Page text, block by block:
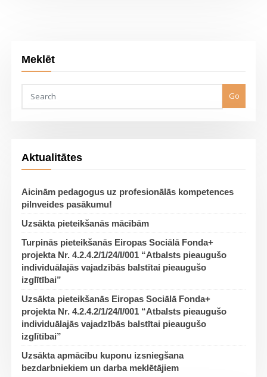
Meklēt
Go
Aktualitātes
Aicinām pedagogus uz profesionālās kompetences
pilnveides pasākumu!
Uzsākta pieteikšanās mācībām
Turpinās pieteikšanās Eiropas Sociālā Fonda+
projekta Nr. 4.2.4.2/1/24/I/001 “Atbalsts pieaugušo
individuālajās vajadzībās balstītai pieaugušo
izglītībai”
Uzsākta pieteikšanās Eiropas Sociālā Fonda+
projekta Nr. 4.2.4.2/1/24/I/001 “Atbalsts pieaugušo
individuālajās vajadzībās balstītai pieaugušo
izglītībai”
Uzsākta apmācību kuponu izsniegšana
bezdarbniekiem un darba meklētājiem